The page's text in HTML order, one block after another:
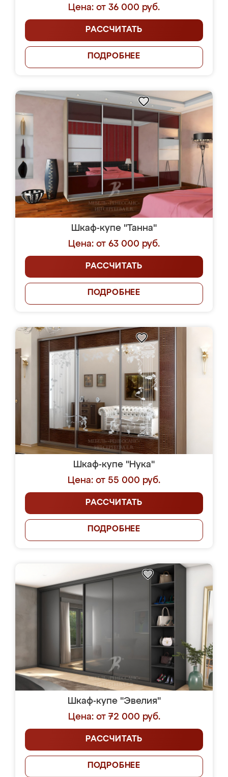
Цена: от 36 000 руб.
РАССЧИТАТЬ
ПОДРОБНЕЕ
Шкаф-купе "Танна"
Цена: от 63 000 руб.
РАССЧИТАТЬ
ПОДРОБНЕЕ
Шкаф-купе "Нука"
Цена: от 55 000 руб.
РАССЧИТАТЬ
ПОДРОБНЕЕ
Шкаф-купе "Эвелия"
Цена: от 72 000 руб.
РАССЧИТАТЬ
ПОДРОБНЕЕ